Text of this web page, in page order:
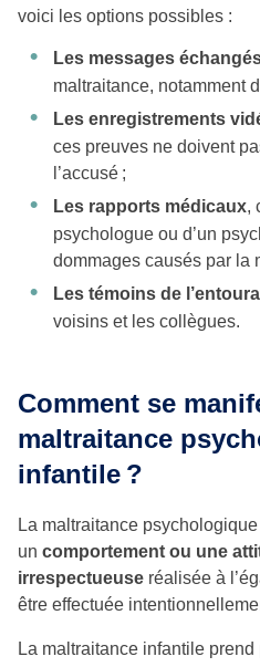
voici les options possibles :
Les messages
maltraitance, notamment
Les enregistrements
ces preuves ne doivent
l’accusé ;
Les rapports médicaux,
psychologue ou d’un
dommages causés par la
Les témoins de
voisins et les collègues.
Comment se
maltraitance
infantile ?
La maltraitance
un comportement ou une
irrespectueuse réalisée à
être effectuée
La maltraitance infantile